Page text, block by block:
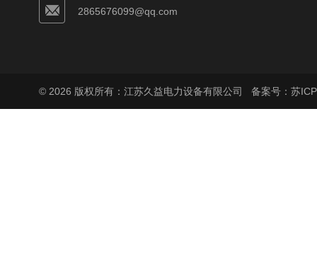
2865676099@qq.com
© 2026 版权所有：江苏久益电力设备有限公司 备案号：苏